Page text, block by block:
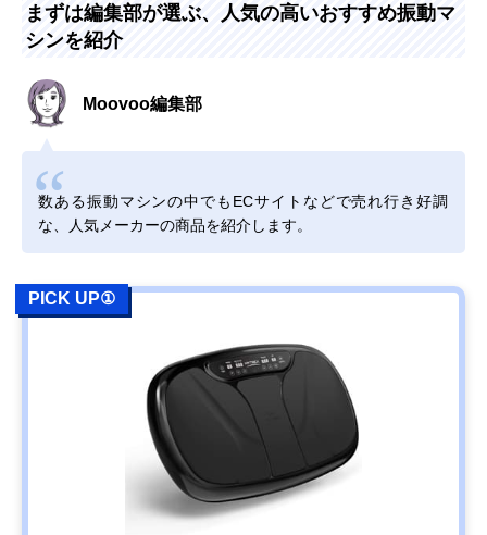
まずは編集部が選ぶ、人気の高いおすすめ振動マ
シンを紹介
Moovoo編集部
数ある振動マシンの中でもECサイトなどで売れ行き好調
な、人気メーカーの商品を紹介します。
PICK UP①